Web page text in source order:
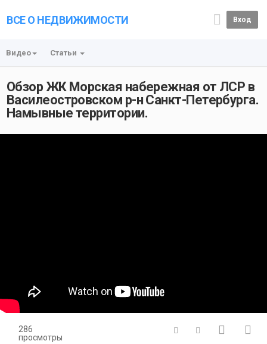
ВСЕ О НЕДВИЖИМОСТИ Вход
Видео Статьи
Обзор ЖК Морская набережная от ЛСР в
Василеостровском р-н Санкт-Петербурга.
Намывные территории.
286
просмотры